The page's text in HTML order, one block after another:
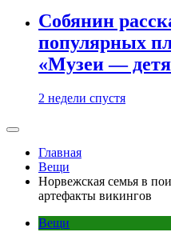
Собянин
популярных
«Музеи —
2 недели спустя
Главная
Вещи
Норвежская семья в
артефакты викингов
Вещи